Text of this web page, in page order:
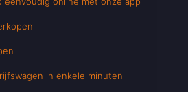
in enkele minuten